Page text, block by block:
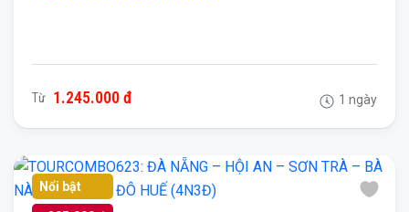
Từ 1.245.000 đ 1 ngày
Nổi bật